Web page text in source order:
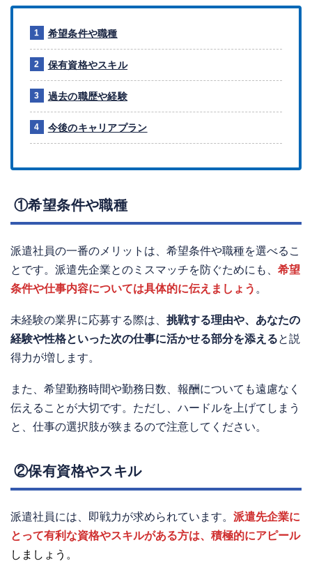
希望条件や職種
保有資格やスキル
過去の職歴や経験
今後のキャリアプラン
①希望条件や職種
派遣社員の一番のメリットは、希望条件や職種を選べるこ
とです。派遣先企業とのミスマッチを防ぐためにも、 希望
条件や仕事内容については具体的に伝えましょう 。
未経験の業界に応募する際は、 挑戦する理由や、あなたの
経験や性格といった次の仕事に活かせる部分を添えると説
得力が増します。
また、希望勤務時間や勤務日数、報酬についても遠慮なく
伝えることが大切です。ただし、ハードルを上げてしまう
と、仕事の選択肢が狭まるので注意してください。
②保有資格やスキル
派遣社員には、即戦力が求められています。 派遣先企業に
とって有利な資格やスキルがある方は、積極的にアピール
しましょう。